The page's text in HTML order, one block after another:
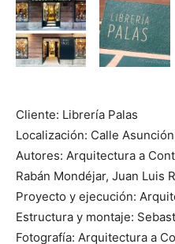
Cliente: Librería Palas
Localización: Calle
Autores: Arquitectura a
Rabán Mondéjar, Juan Luis
Proyecto y ejecución:
Estructura y montaje:
Fotografía: Arquitectura a